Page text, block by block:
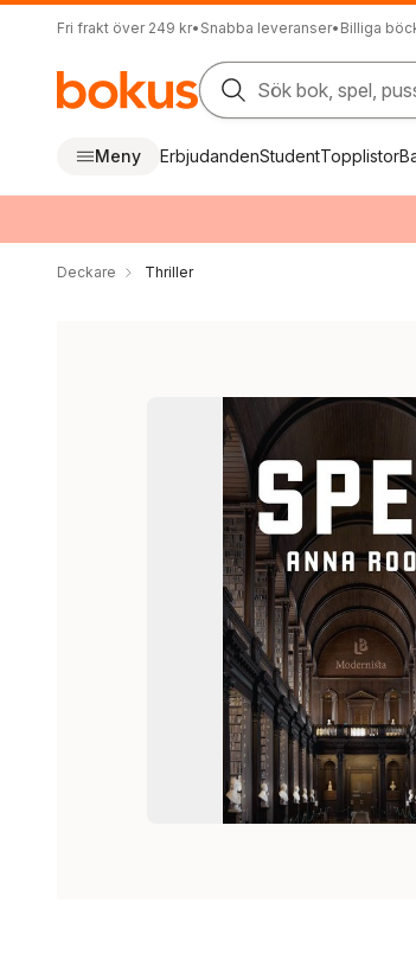
Fri frakt över 249 kr• Snabba leveranser• Billiga
Sök bok, spel,
Meny ErbjudandenStudentTopplistor
Deckare Thriller